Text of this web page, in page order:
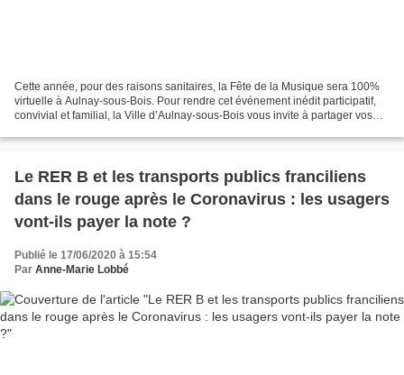
Cette année, pour des raisons sanitaires, la Fête de la Musique sera 100%
virtuelle à Aulnay-sous-Bois. Pour rendre cet événement inédit participatif,
convivial et familial, la Ville d’Aulnay-sous-Bois vous invite à partager vos
Le RER B et les transports publics franciliens
dans le rouge après le Coronavirus : les usagers
vont-ils payer la note ?
Publié le 17/06/2020 à 15:54
Par Anne-Marie Lobbé